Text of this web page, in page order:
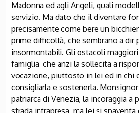
Madonna ed agli Angeli, quali
servizio. Ma dato che il diventare
precisamente come bere un bicchier
prime difficoltà, che sembrano a dir
insormontabili. Gli ostacoli
famiglia, che anzi la sollecita a
vocazione, piuttosto in lei ed in chi
consigliarla e sostenerla.
patriarca di Venezia, la incoraggia a
strada intrapresa, ma lei si spaventa